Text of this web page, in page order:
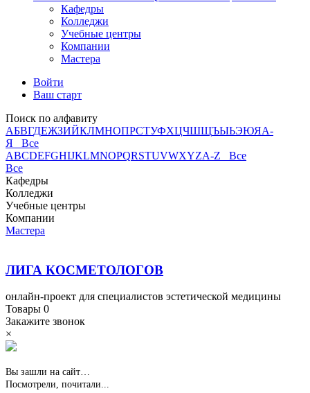
Кафедры
Колледжи
Учебные центры
Компании
Мастера
Войти
Ваш старт
Поиск по алфавиту
АБВГДЕЖЗИЙКЛМНОПРСТУФХЦЧШЩЪЫЬЭЮЯА-
Я Все
ABCDEFGHIJKLMNOPQRSTUVWXYZA-Z Все
Все
Кафедры
Колледжи
Учебные центры
Компании
Мастера
ЛИГА КОСМЕТОЛОГОВ
онлайн-проект для специалистов эстетической медицины
Товары 0
Закажите звонок
×
Вы зашли на сайт…
Посмотрели, почитали...